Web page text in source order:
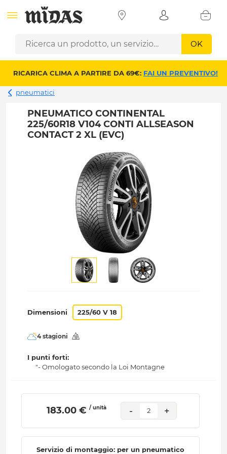
OK
RICARICA CLIMA A PARTIRE DA 69€: FAI UN PREVENTIVO!
pneumatici
PNEUMATICO CONTINENTAL
225/60R18 V104 CONTI ALLSEASON
CONTACT 2 XL (EVC)
Dimensioni 225/60 V 18
4 stagioni
I punti forti:
"- Omologato secondo la Loi Montagne
183.00 € / unità - 2 +
Servizio di montaggio: per un pneumatico